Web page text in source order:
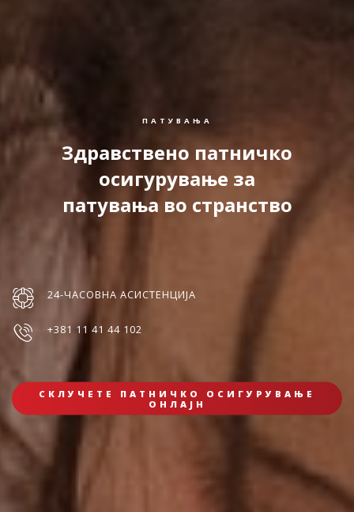
ПАТУВАЊА
Здравствено патничко
осигурување за
патувања во странство
24-ЧАСОВНА АСИСТЕНЦИЈА
+381 11 41 44 102
СКЛУЧЕТЕ ПАТНИЧКО ОСИГУРУВАЊЕ
ОНЛАЈН